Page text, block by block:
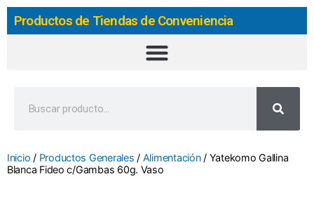
Productos de Tiendas de Conveniencia
Inicio / Productos Generales / Alimentación/ Yatekomo Gallina
Blanca Fideo c/Gambas 60g. Vaso